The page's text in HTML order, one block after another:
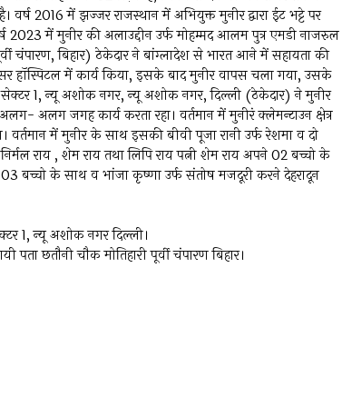
2016 में झज्जर राजस्थान में अभियुक्त मुनीर द्वारा ईट भट्टे पर
में मुनीर की अलाउद्दीन उर्फ मोहम्मद आलम पुत्र एमडी नाजरुल
चंपारण, बिहार) ठेकेदार ने बांग्लादेश से भारत आने में सहायता की
कैंसर हॉस्पिटल में कार्य किया, इसके बाद मुनीर वापस चला गया, उसके
सेक्टर 1, न्यू अशोक नगर, न्यू अशोक नगर, दिल्ली (ठेकेदार) ने मुनीर
अलग जगह कार्य करता रहा। वर्तमान में मुनीरं क्लेमन्टाउन क्षेत्र
वर्तमान में मुनीर के साथ इसकी बीवी पूजा रानी उर्फ रेशमा व दो
राय , शेम राय तथा लिपि राय पत्नी शेम राय अपने 02 बच्चो के
बच्चो के साथ व भांजा कृष्णा उर्फ संतोष मजदूरी करने देहरादून
1, न्यू अशोक नगर दिल्ली।
छतौनी चौक मोतिहारी पूर्वी चंपारण बिहार।